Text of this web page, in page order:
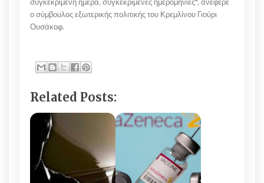
συγκεκριμένη ημέρα, συγκεκριμένες ημερομηνίες", ανέφερε
ο σύμβουλος εξωτερικής πολιτικής του Κρεμλίνου Γιούρι
Ουσάκοφ.
Related Posts: